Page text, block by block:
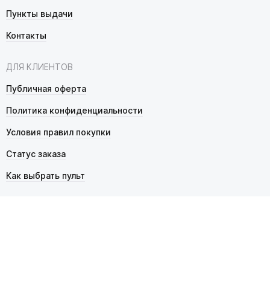
Пункты выдачи
Контакты
ДЛЯ КЛИЕНТОВ
Публичная оферта
Политика конфиденциальности
Условия правил покупки
Статус заказа
Как выбрать пульт